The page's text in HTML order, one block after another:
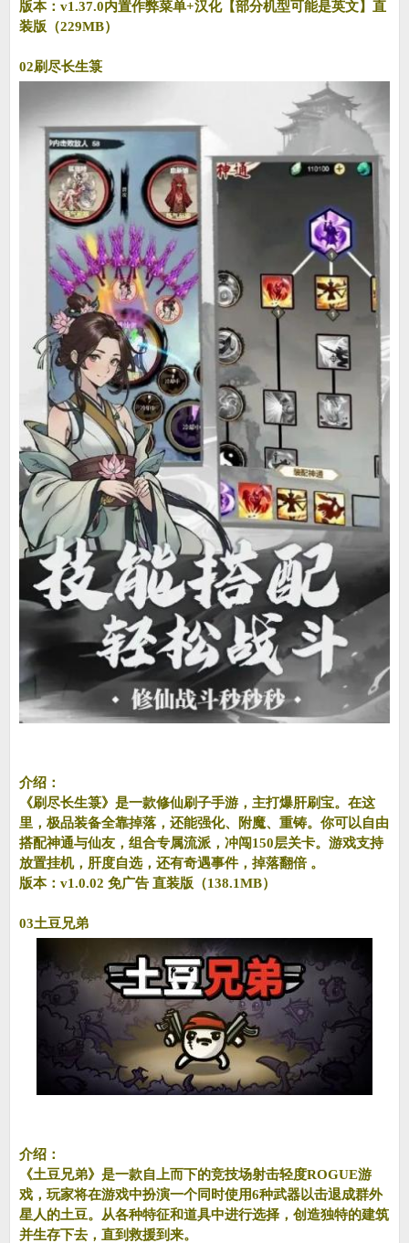
版本：v1.37.0内置作弊菜单+汉化【部分机型可能是英文】直
装版（229MB）
02刷尽长生箓
介绍：
《刷尽长生箓》是一款修仙刷子手游，主打爆肝刷宝。在这
里，极品装备全靠掉落，还能强化、附魔、重铸。你可以自由
搭配神通与仙友，组合专属流派，冲闯150层关卡。游戏支持
放置挂机，肝度自选，还有奇遇事件，掉落翻倍 。
版本：v1.0.02 免广告 直装版（138.1MB）
03土豆兄弟
介绍：
《土豆兄弟》是一款自上而下的竞技场射击轻度ROGUE游
戏，玩家将在游戏中扮演一个同时使用6种武器以击退成群外
星人的土豆。从各种特征和道具中进行选择，创造独特的建筑
并生存下去，直到救援到来。